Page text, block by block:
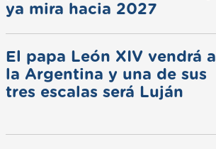
ya mira hacia 2027
El papa León XIV vendrá a
la Argentina y una de sus
tres escalas será Luján